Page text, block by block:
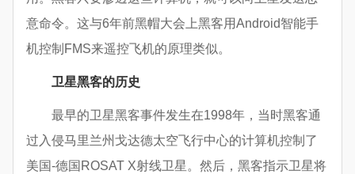
意命令。这与6年前黑帽大会上黑客用Android智能手
机控制FMS来遥控飞机的原理类似。
卫星黑客的历史
最早的卫星黑客事件发生在1998年，当时黑客通
过入侵马里兰州戈达德太空飞行中心的计算机控制了
美国-德国ROSAT X射线卫星。然后，黑客指示卫星将